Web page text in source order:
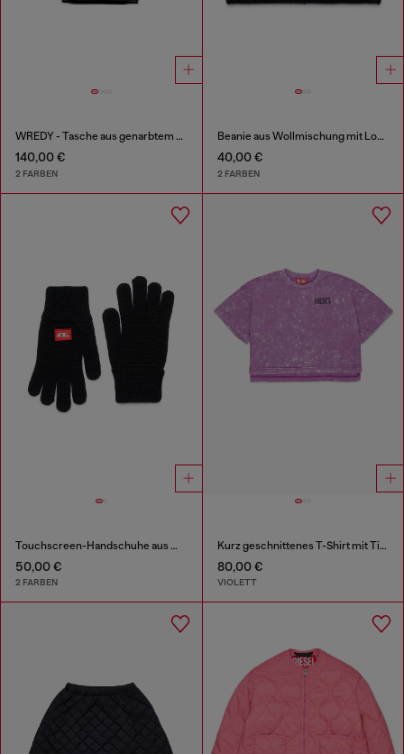
WREDY - Tasche aus genarbtem beschichtetem Gewebe
140,00 €
2 FARBEN
Beanie aus Wollmischung mit Logo
40,00 €
2 FARBEN
Touchscreen-Handschuhe aus Wollmischgewebe
50,00 €
2 FARBEN
Kurz geschnittenes T-Shirt mit Tie-Dye-Effekt
80,00 €
VIOLETT